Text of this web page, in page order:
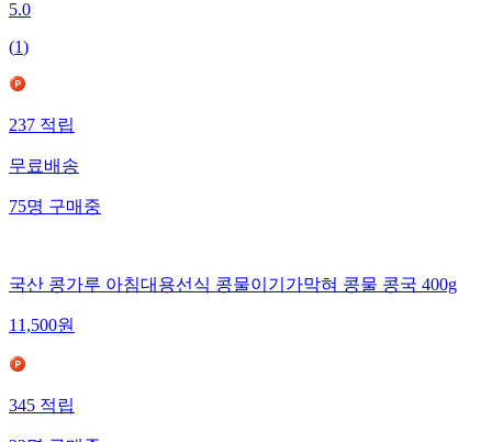
5.0
(1)
237적립
무료배송
75명구매중
국산 콩가루 아침대용선식 콩물이기가막혀 콩물 콩국 400g
11,500원
345적립